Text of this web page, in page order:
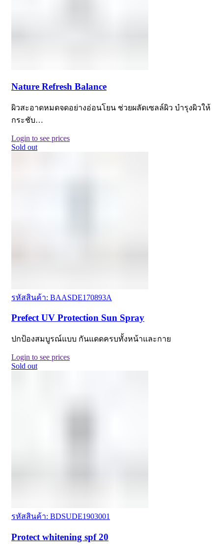
Nature Refresh Balance
ผิวสะอาดหมดจดอย่างอ่อนโยน ช่วยผลัดเซลล์ผิว บำรุงผิวให้
กระชับ…
Login to see prices
Sold out
รหัสสินค้า: BAASDE170893A
Prefect UV Protection Sun Spray
ปกป้องสมบูรณ์แบบ กันแดดครบทั้งหน้าและกาย
Login to see prices
Sold out
รหัสสินค้า: BDSUDE1903001
Protect whitening spf 20